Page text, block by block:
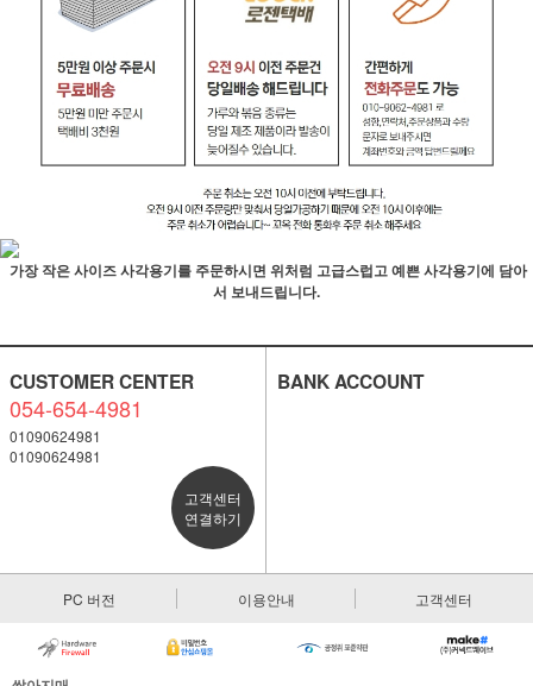
가장 작은 사이즈 사각용기를 주문하시면 위처럼 고급스럽고 예쁜 사각용기에 담아
서 보내드립니다.
CUSTOMER CENTER
054-654-4981
01090624981
01090624981
고객센터
연결하기
BANK ACCOUNT
PC 버전 이용안내 고객센터